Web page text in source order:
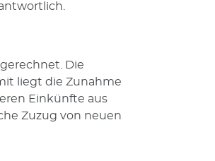
Die
liegt die Zunahme
Einkünfte aus
Zuzug von neuen